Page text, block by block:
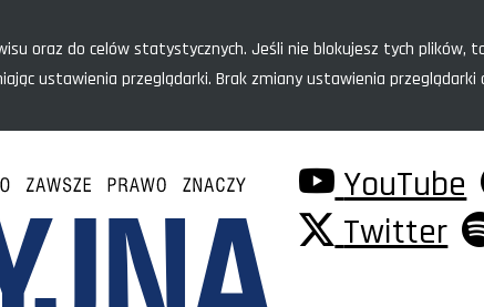
oraz do celów statystycznych. Jeśli nie blokujesz tych plików,
ustawienia przeglądarki. Brak zmiany ustawienia przeglądarki
YouTube
Twitter